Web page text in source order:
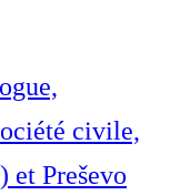
civile,
et Preševo